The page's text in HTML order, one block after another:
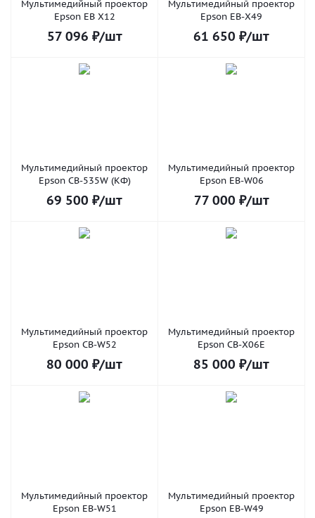
Мультимедийный проектор
Epson EB X12
57 096 ₽/шт
Мультимедийный проектор
Epson EB-X49
61 650 ₽/шт
Мультимедийный проектор
Epson CB-535W (КФ)
69 500 ₽/шт
Мультимедийный проектор
Epson EB-W06
77 000 ₽/шт
Мультимедийный проектор
Epson CB-W52
80 000 ₽/шт
Мультимедийный проектор
Epson CB-X06E
85 000 ₽/шт
Мультимедийный проектор
Epson EB-W51
Мультимедийный проектор
Epson EB-W49